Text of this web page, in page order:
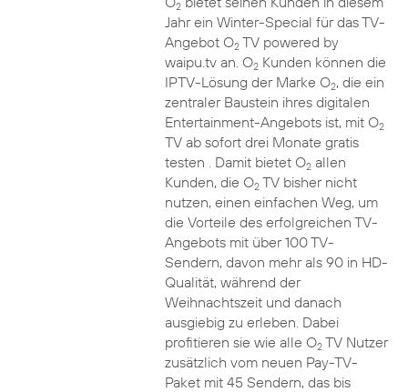
2
Jahr ein Winter-Special für das TV-
Angebot O2TV powered by
waipu.tv an. O2Kunden können die
IPTV-Lösung der Marke O2, die ein
zentraler Baustein ihres digitalen
Entertainment-Angebots ist, mit O2
TV ab sofort drei Monate gratis
testen . Damit bietet O2allen
Kunden, die O2TV bisher nicht
nutzen, einen einfachen Weg, um
die Vorteile des erfolgreichen TV-
Angebots mit über 100 TV-
Sendern, davon mehr als 90 in HD-
Qualität, während der
Weihnachtszeit und danach
ausgiebig zu erleben. Dabei
profitieren sie wie alle O2TV Nutzer
zusätzlich vom neuen Pay-TV-
Paket mit 45 Sendern, das bis